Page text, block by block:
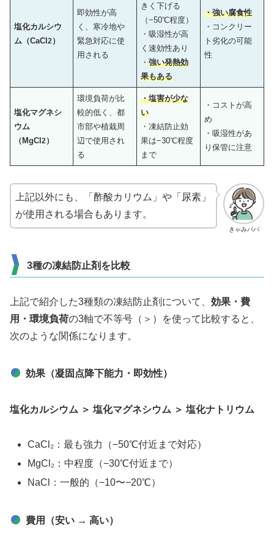
塩化カルシウ
ム（CaCl2 ）
即効性が高
く、寒冷地や
緊急対応に使
用される
きく下げる
（−50℃程度）
・吸湿性が高
く速効性あり
・強い発熱効
果もある
・強い腐食性
・コンクリー
ト劣化の可能
性
塩化マグネシ
ウム
（MgCl2 ）
環境負荷が比
較的低く、都
市部や植栽周
辺で使用され
る
・塩害が少な
い
・凍結防止効
果は−30℃程度
まで
・コストが高
め
・吸湿性があ
り保管に注意
きゃみパパ
上記以外にも、「酢酸カリウム」や「尿素」
が使用される場合もあります。
3種の凍結防止剤を比較
上記で紹介した3種類の凍結防止剤について、 効果・費
用・環境負荷の3軸で不等号（＞）を使って比較すると、
次のような関係になります。
効果（凝固点降下能力・即効性）
塩化カルシウム ＞ 塩化マグネシウム ＞ 塩化ナトリウム
CaCl₂：最も強力（−50℃付近まで対応）
MgCl₂：中程度（−30℃付近まで）
NaCl：一般的（−10〜−20℃）
費用（安い → 高い）